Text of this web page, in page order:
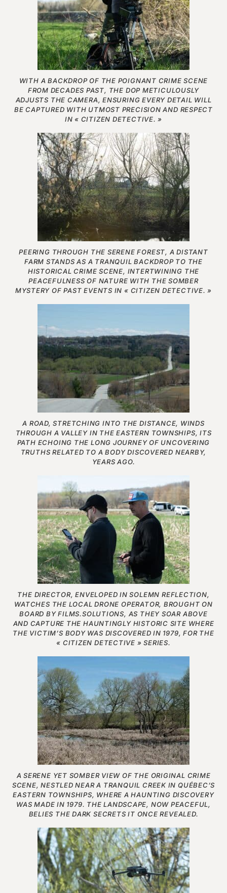
WITH A BACKDROP OF THE POIGNANT CRIME SCENE
FROM DECADES PAST, THE DOP METICULOUSLY
ADJUSTS THE CAMERA, ENSURING EVERY DETAIL WILL
BE CAPTURED WITH UTMOST PRECISION AND RESPECT
IN « CITIZEN DETECTIVE. »
PEERING THROUGH THE SERENE FOREST, A DISTANT
FARM STANDS AS A TRANQUIL BACKDROP TO THE
HISTORICAL CRIME SCENE, INTERTWINING THE
PEACEFULNESS OF NATURE WITH THE SOMBER
MYSTERY OF PAST EVENTS IN « CITIZEN DETECTIVE. »
A ROAD, STRETCHING INTO THE DISTANCE, WINDS
THROUGH A VALLEY IN THE EASTERN TOWNSHIPS, ITS
PATH ECHOING THE LONG JOURNEY OF UNCOVERING
TRUTHS RELATED TO A BODY DISCOVERED NEARBY,
YEARS AGO.
THE DIRECTOR, ENVELOPED IN SOLEMN REFLECTION,
WATCHES THE LOCAL DRONE OPERATOR, BROUGHT ON
BOARD BY FILMS.SOLUTIONS, AS THEY SOAR ABOVE
AND CAPTURE THE HAUNTINGLY HISTORIC SITE WHERE
THE VICTIM’S BODY WAS DISCOVERED IN 1979, FOR THE
« CITIZEN DETECTIVE » SERIES.
A SERENE YET SOMBER VIEW OF THE ORIGINAL CRIME
SCENE, NESTLED NEAR A TRANQUIL CREEK IN QUÉBEC’S
EASTERN TOWNSHIPS, WHERE A HAUNTING DISCOVERY
WAS MADE IN 1979. THE LANDSCAPE, NOW PEACEFUL,
BELIES THE DARK SECRETS IT ONCE REVEALED.